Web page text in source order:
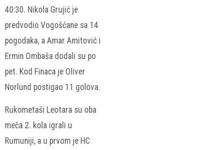
40:30. Nikola Grujić je
predvodio Vogošćane sa 14
pogodaka, a Amar Amitović i
Ermin Ombaša dodali su po
pet. Kod Finaca je Oliver
Norlund postigao 11 golova.
Rukometaši Leotara su oba
meča 2. kola igrali u
Rumuniji, a u prvom je HC